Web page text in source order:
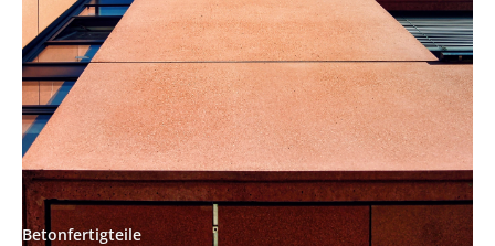
Betonfertigteile